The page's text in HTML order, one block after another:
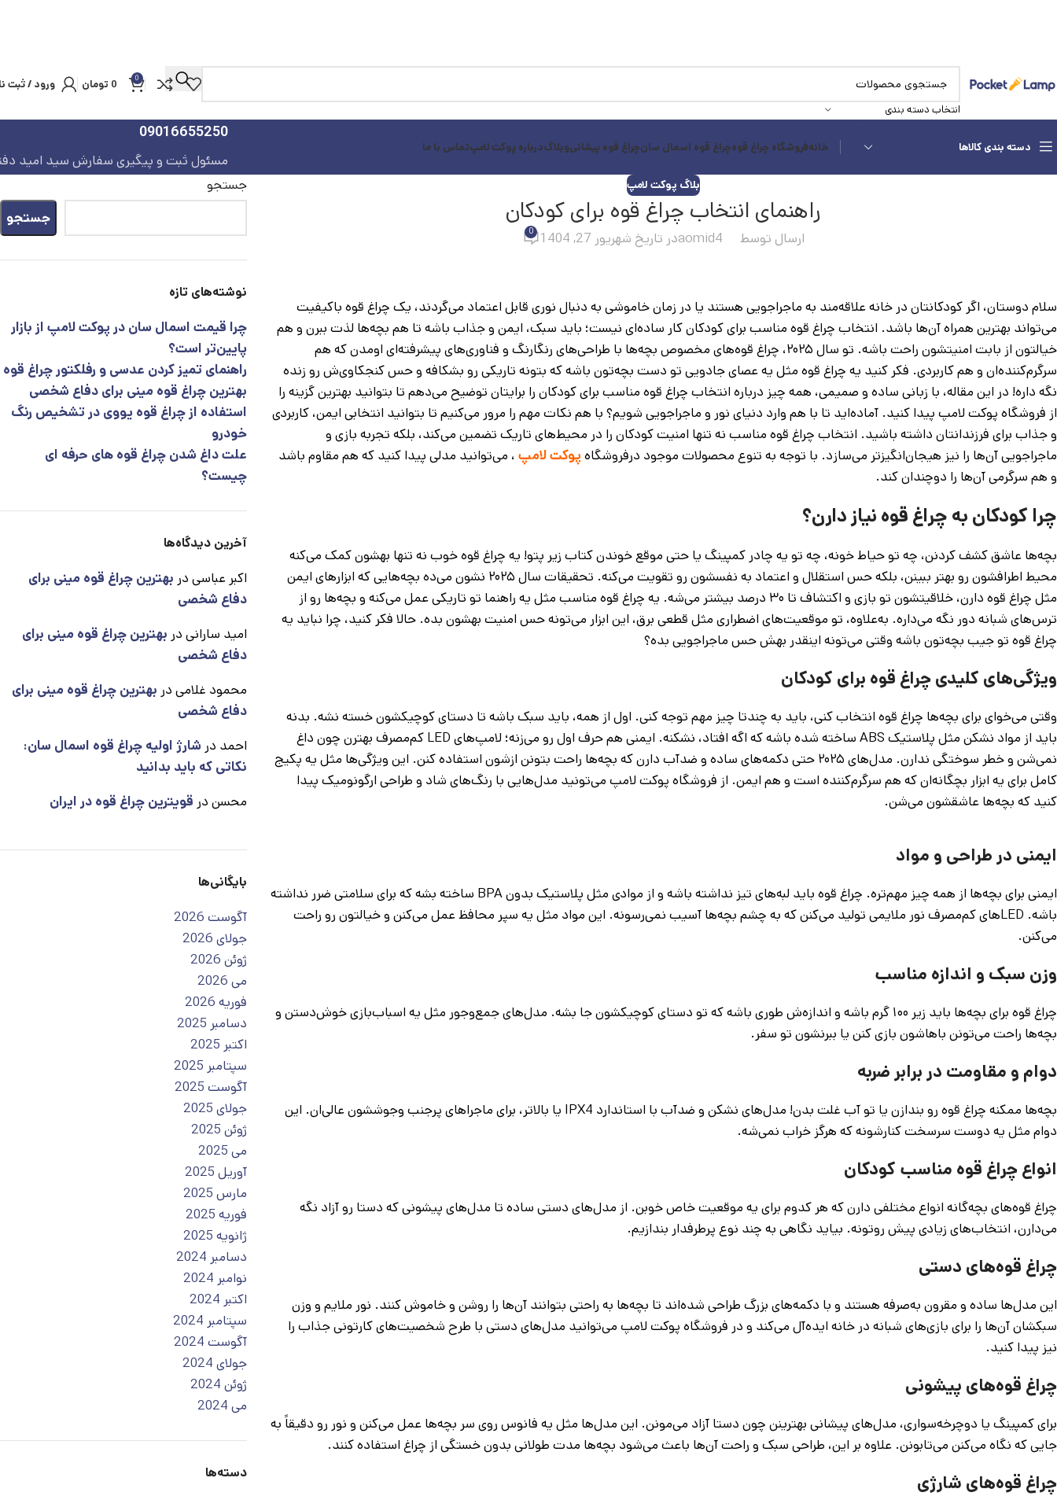
انتخاب دسته بندی
0
0 تومان ورود / ثبت
دسته بندی کالاها خانهفروشگاه چراغ قوهچراغ قوه اسمال سانچراغ قوه پیشانیوبلاگدرباره پوکت لامپتماس با ما
09016655250
مسئول ثبت و پیگیری سفارش سید امید
بلاگ پوکت لامپ
راهنمای انتخاب چراغ قوه برای کودکان
ارسال توسط aomid4در تاریخ شهریور 27, 1404 0
سلام دوستان، اگر کودکانتان در خانه علاقه‌مند به ماجراجویی هستند یا در زمان خاموشی به دنبال نوری قابل اعتماد می‌گردند، یک چراغ قوه باکیفیت
می‌تواند بهترین همراه آن‌ها باشد. انتخاب چراغ قوه مناسب برای کودکان کار ساده‌ای نیست؛ باید سبک، ایمن و جذاب باشه تا هم بچه‌ها لذت ببرن و هم
خیالتون از بابت امنیتشون راحت باشه. تو سال ۲۰۲۵، چراغ قوه‌های مخصوص بچه‌ها با طراحی‌های رنگارنگ و فناوری‌های پیشرفته‌ای اومدن که هم
سرگرم‌کننده‌ان و هم کاربردی. فکر کنید یه چراغ قوه مثل یه عصای جادویی تو دست بچه‌تون باشه که بتونه تاریکی رو بشکافه و حس کنجکاوی‌ش رو زنده
نگه داره! در این مقاله، با زبانی ساده و صمیمی، همه چیز درباره انتخاب چراغ قوه مناسب برای کودکان را برایتان توضیح می‌دهم تا بتوانید بهترین گزینه را
از فروشگاه پوکت لامپ پیدا کنید. آماده‌اید تا با هم وارد دنیای نور و ماجراجویی شویم؟ با هم نکات مهم را مرور می‌کنیم تا بتوانید انتخابی ایمن، کاربردی
و جذاب برای فرزندانتان داشته باشید. انتخاب چراغ قوه مناسب نه تنها امنیت کودکان را در محیط‌های تاریک تضمین می‌کند، بلکه تجربه بازی و
ماجراجویی آن‌ها را نیز هیجان‌انگیزتر می‌سازد. با توجه به تنوع محصولات موجود درفروشگاه پوکت لامپ ، می‌توانید مدلی پیدا کنید که هم مقاوم باشد
و هم سرگرمی آن‌ها را دوچندان کند.
چرا کودکان به چراغ قوه نیاز دارن؟
بچه‌ها عاشق کشف کردنن، چه تو حیاط خونه، چه تو یه چادر کمپینگ یا حتی موقع خوندن کتاب زیر پتو! یه چراغ قوه خوب نه تنها بهشون کمک می‌کنه
محیط اطرافشون رو بهتر ببینن، بلکه حس استقلال و اعتماد به نفسشون رو تقویت می‌کنه. تحقیقات سال ۲۰۲۵ نشون می‌ده بچه‌هایی که ابزارهای ایمن
مثل چراغ قوه دارن، خلاقیتشون تو بازی و اکتشاف تا ۳۰ درصد بیشتر می‌شه. یه چراغ قوه مناسب مثل یه راهنما تو تاریکی عمل می‌کنه و بچه‌ها رو از
ترس‌های شبانه دور نگه می‌داره. به‌علاوه، تو موقعیت‌های اضطراری مثل قطعی برق، این ابزار می‌تونه حس امنیت بهشون بده. حالا فکر کنید، چرا نباید یه
چراغ قوه تو جیب بچه‌تون باشه وقتی می‌تونه اینقدر بهش حس ماجراجویی بده؟
ویژگی‌های کلیدی چراغ قوه برای کودکان
وقتی می‌خوای برای بچه‌ها چراغ قوه انتخاب کنی، باید به چندتا چیز مهم توجه کنی. اول از همه، باید سبک باشه تا دستای کوچیکشون خسته نشه. بدنه
باید از مواد نشکن مثل پلاستیک ABS ساخته شده باشه که اگه افتاد، نشکنه. ایمنی هم حرف اول رو می‌زنه؛ لامپ‌های LED کم‌مصرف بهترن چون داغ
نمی‌شن و خطر سوختگی ندارن. مدل‌های ۲۰۲۵ حتی دکمه‌های ساده و ضدآب دارن که بچه‌ها راحت بتونن ازشون استفاده کنن. این ویژگی‌ها مثل یه پکیج
کامل برای یه ابزار بچگانه‌ان که هم سرگرم‌کننده ا‌ست و هم ایمن. از فروشگاه پوکت لامپ می‌تونید مدل‌هایی با رنگ‌های شاد و طراحی ارگونومیک پیدا
کنید که بچه‌ها عاشقشون می‌شن.
ایمنی در طراحی و مواد
ایمنی برای بچه‌ها از همه چیز مهم‌تره. چراغ قوه باید لبه‌های تیز نداشته باشه و از موادی مثل پلاستیک بدون BPA ساخته بشه که برای سلامتی ضرر نداشته
باشه. LEDهای کم‌مصرف نور ملایمی تولید می‌کنن که به چشم بچه‌ها آسیب نمی‌رسونه. این مواد مثل یه سپر محافظ عمل می‌کنن و خیالتون رو راحت
می‌کنن.
وزن سبک و اندازه مناسب
چراغ قوه برای بچه‌ها باید زیر ۱۰۰ گرم باشه و اندازه‌ش طوری باشه که تو دستای کوچیکشون جا بشه. مدل‌های جمع‌وجور مثل یه اسباب‌بازی خوش‌دستن و
بچه‌ها راحت می‌تونن باهاشون بازی کنن یا ببرنشون تو سفر.
دوام و مقاومت در برابر ضربه
بچه‌ها ممکنه چراغ قوه رو بندازن یا تو آب غلت بدن! مدل‌های نشکن و ضدآب با استاندارد IPX4 یا بالاتر، برای ماجراهای پرجنب‌ وجوششون عالی‌ان. این
دوام مثل یه دوست سرسخت کنارشونه که هرگز خراب نمی‌شه.
انواع چراغ قوه مناسب کودکان
چراغ قوه‌های بچه‌گانه انواع مختلفی دارن که هر کدوم برای یه موقعیت خاص خوبن. از مدل‌های دستی ساده تا مدل‌های پیشونی که دستا رو آزاد نگه
می‌دارن، انتخاب‌های زیادی پیش روتونه. بیاید نگاهی به چند نوع پرطرفدار بندازیم.
چراغ قوه‌های دستی
این مدل‌ها ساده و مقرون ‌به‌صرفه هستند و با دکمه‌های بزرگ طراحی شده‌اند تا بچه‌ها به راحتی بتوانند آن‌ها را روشن و خاموش کنند. نور ملایم و وزن
سبکشان آن‌ها را برای بازی‌های شبانه در خانه ایده‌آل می‌کند و در فروشگاه پوکت لامپ می‌توانید مدل‌های دستی با طرح شخصیت‌های کارتونی جذاب را
نیز پیدا کنید.
چراغ قوه‌های پیشونی
برای کمپینگ یا دوچرخه‌سواری، مدل‌های پیشانی بهترینن چون دستا آزاد می‌مونن. این مدل‌ها مثل یه فانوس روی سر بچه‌ها عمل می‌کنن و نور رو دقیقاً به
جایی که نگاه می‌کنن می‌تابونن. علاوه بر این، طراحی سبک و راحت آن‌ها باعث می‌شود بچه‌ها مدت طولانی بدون خستگی از چراغ استفاده کنند.
چراغ قوه‌های شارژی
جستجو
جستجو
نوشته‌های تازه
چرا قیمت اسمال سان در پوکت لامپ از بازار
پایین‌تر است؟
راهنمای تمیز کردن عدسی و رفلکتور چراغ قوه
بهترین چراغ قوه مینی برای دفاع شخصی
استفاده از چراغ قوه یووی در تشخیص رنگ
خودرو
علت داغ شدن چراغ قوه های حرفه ای
چیست؟
آخرین دیدگاه‌ها
اکبر عباسی در بهترین چراغ قوه مینی برای
دفاع شخصی
امید سارانی در بهترین چراغ قوه مینی برای
دفاع شخصی
محمود غلامی در بهترین چراغ قوه مینی برای
دفاع شخصی
احمد در شارژ اولیه چراغ قوه اسمال سان:
نکاتی که باید بدانید
محسن در قویترین چراغ قوه در ایران
بایگانی‌ها
آگوست 2026
جولای 2026
ژوئن 2026
می 2026
فوریه 2026
دسامبر 2025
اکتبر 2025
سپتامبر 2025
آگوست 2025
جولای 2025
ژوئن 2025
می 2025
آوریل 2025
مارس 2025
فوریه 2025
ژانویه 2025
دسامبر 2024
نوامبر 2024
اکتبر 2024
سپتامبر 2024
آگوست 2024
جولای 2024
ژوئن 2024
می 2024
دسته‌ها